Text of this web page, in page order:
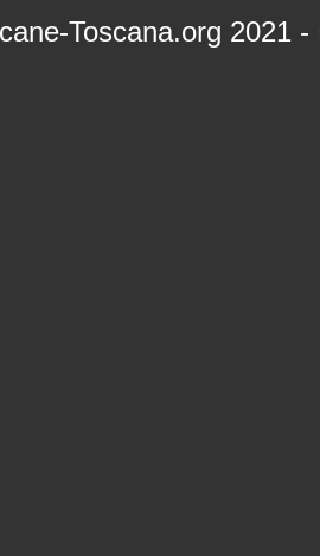
Toscana.org 2021 -